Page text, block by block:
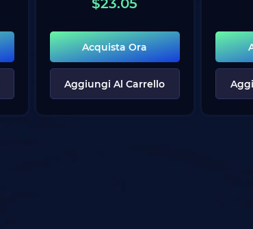
$23.05
Acquista Ora
Aggiungi Al Carrello